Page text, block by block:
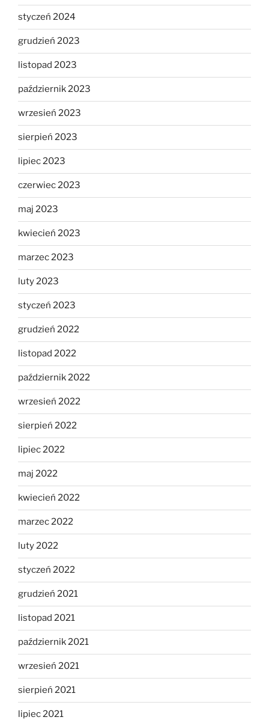
styczeń 2024
grudzień 2023
listopad 2023
październik 2023
wrzesień 2023
sierpień 2023
lipiec 2023
czerwiec 2023
maj 2023
kwiecień 2023
marzec 2023
luty 2023
styczeń 2023
grudzień 2022
listopad 2022
październik 2022
wrzesień 2022
sierpień 2022
lipiec 2022
maj 2022
kwiecień 2022
marzec 2022
luty 2022
styczeń 2022
grudzień 2021
listopad 2021
październik 2021
wrzesień 2021
sierpień 2021
lipiec 2021